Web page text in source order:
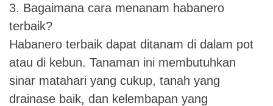
3. Bagaimana cara menanam habanero
terbaik?
Habanero terbaik dapat ditanam di dalam pot
atau di kebun. Tanaman ini membutuhkan
sinar matahari yang cukup, tanah yang
drainase baik, dan kelembapan yang